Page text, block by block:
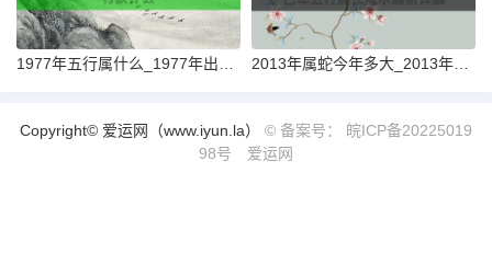
Copyright© 爱运网（www.iyun.la） © 备案号： 皖ICP备20225019
98号
爱运网